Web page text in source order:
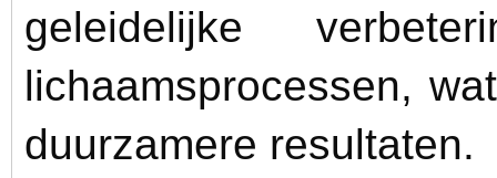
geleidelijke
lichaamsprocessen,
duurzamere resultaten.